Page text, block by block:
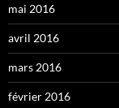
mai 2016
avril 2016
mars 2016
février 2016